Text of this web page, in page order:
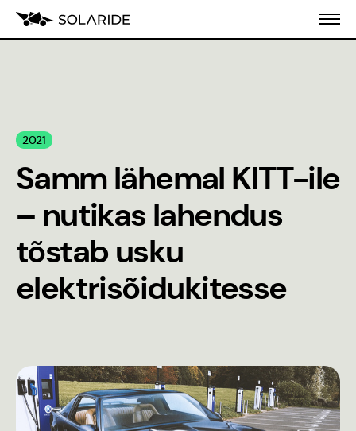
Koolitusprogramm
Blogi
Inseneeria
populariseerimine
Stiilijuhend
2021
Samm lähemal KITT-ile
– nutikas lahendus
tõstab usku
elektrisõidukitesse